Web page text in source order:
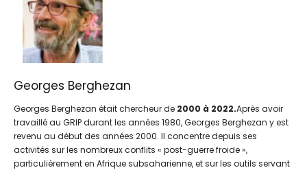
Georges Berghezan
Georges Berghezan était chercheur de 2000 à 2022.Après avoir
travaillé au GRIP durant les années 1980, Georges Berghezan y est
revenu au début des années 2000. Il concentre depuis ses
activités sur les nombreux conflits « post-guerre froide »,
particulièrement en Afrique subsaharienne, et sur les outils servant